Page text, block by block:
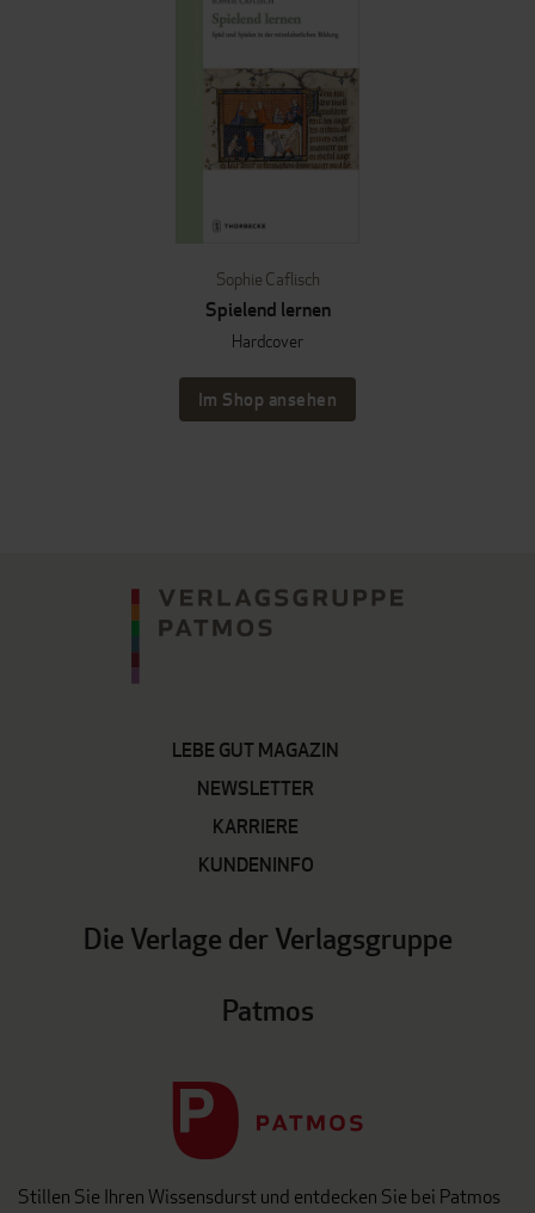
Sophie Caflisch
Spielend lernen
Hardcover
Im Shop ansehen
LEBE GUT MAGAZIN
NEWSLETTER
KARRIERE
KUNDENINFO
Die Verlage der Verlagsgruppe
Patmos
Stillen Sie Ihren Wissensdurst und entdecken Sie bei Patmos